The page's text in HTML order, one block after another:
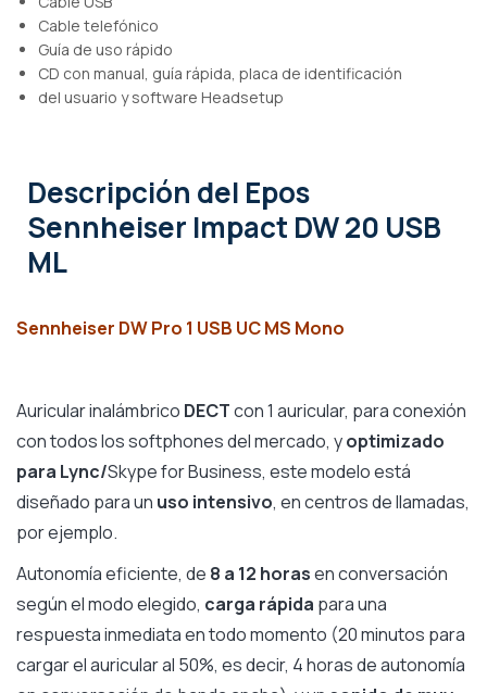
Cable telefónico
Guía de uso rápido
CD con manual, guía rápida, placa de identificación
del usuario y software Headsetup
Descripción del Epos
Sennheiser Impact DW 20 USB
ML
Sennheiser DW Pro 1 USB UC MS Mono
Auricular inalámbrico DECTcon 1 auricular, para conexión
con todos los softphones del mercado, yoptimizado
para Lync/Skype for Business, este modelo está
diseñado para un uso intensivo, en centros de llamadas,
por ejemplo.
Autonomía eficiente, de 8 a 12 horasen conversación
según el modo elegido, carga rápida para una
respuesta inmediata en todo momento (20 minutos para
cargar el auricular al 50%, es decir, 4 horas de autonomía